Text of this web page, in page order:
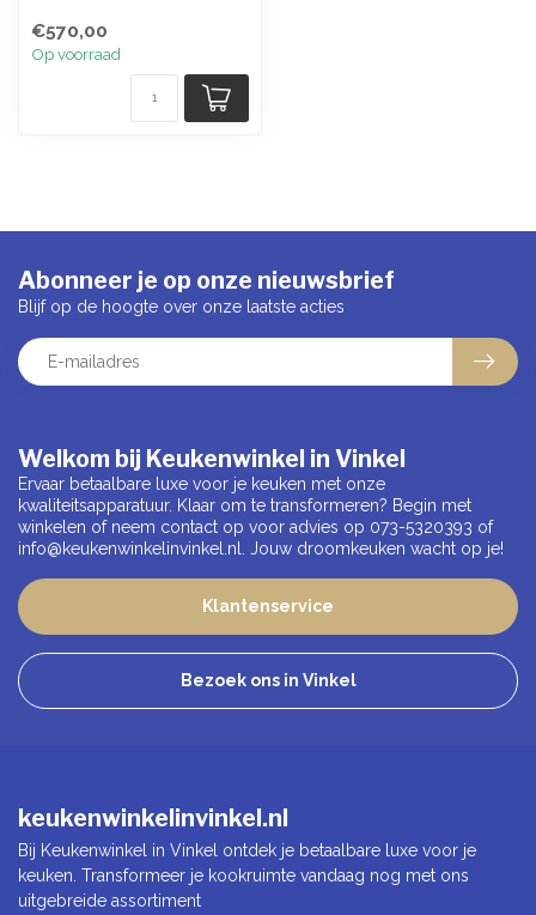
effectiever ci...
€570,00
Op voorraad
Welkom bij Keukenwinkel in Vinkel
Ervaar betaalbare luxe voor je keuken met onze
kwaliteitsapparatuur. Klaar om te transformeren? Begin met
winkelen of neem contact op voor advies op 073-5320393 of
info@keukenwinkelinvinkel.nl
. Jouw droomkeuken wacht op je!
Klantenservice
Bezoek ons in Vinkel
Abonneer je op onze nieuwsbrief
Blijf op de hoogte over onze laatste acties
keukenwinkelinvinkel.nl
Bij Keukenwinkel in Vinkel ontdek je betaalbare luxe voor je
keuken. Transformeer je kookruimte vandaag nog met ons
uitgebreide assortiment